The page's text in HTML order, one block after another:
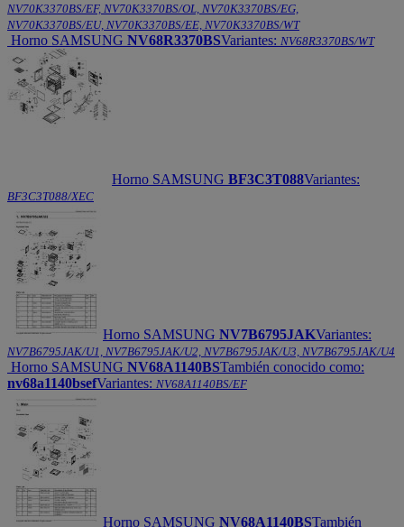
NV70K3370BS/EF, NV70K3370BS/OL, NV70K3370BS/EG,
NV70K3370BS/EU, NV70K3370BS/EE, NV70K3370BS/WT
Horno SAMSUNG NV68R3370BSVariantes: NV68R3370BS/WT
Horno SAMSUNG BF3C3T088Variantes:
BF3C3T088/XEC
Horno SAMSUNG NV7B6795JAKVariantes:
NV7B6795JAK/U1, NV7B6795JAK/U2, NV7B6795JAK/U3, NV7B6795JAK/U4
Horno SAMSUNG NV68A1140BSTambién conocido como:
nv68a1140bsefVariantes: NV68A1140BS/EF
Horno SAMSUNG NV68A1140BSTambién